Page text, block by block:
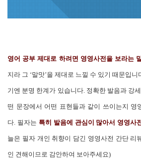
영어 공부 제대로 하려면 영영사전을 보라는
지라 그 ‘말맛’을 제대로 느낄 수 있기 때문입
기엔 분명 한계가 있습니다. 정확한 발음과 강
떤 문장에서 어떤 표현들과 같이 쓰이는지 영
다. 필자는 특히 발음에 관심이 많아서 영영사
늘은 필자 개인 취향이 담긴 영영사전 간단 리
인 견해이므로 감안하여 보아주세요)